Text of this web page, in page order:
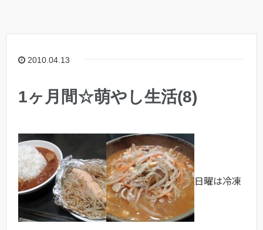
2010.04.13
1ヶ月間☆萌やし生活(8)
日曜は冷凍